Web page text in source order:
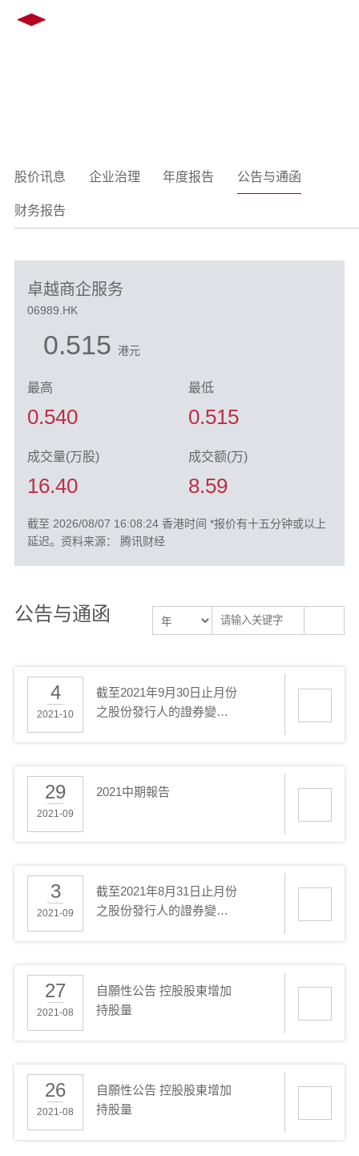
股价讯息 企业治理 年度报告 公告与通函
财务报告
卓越商企服务
06989.HK
0.515 港元
最高
0.540
最低
0.515
成交量(万股)
16.40
成交额(万)
8.59
截至 2026/08/07 16:08:24 香港时间 *报价有十五分钟或以上
延迟。资料来源： 腾讯财经
公告与通函
4
2021-10
截至2021年9月30日止月份
之股份發行人的證券變動
29
2021-09
2021中期報告
3
2021-09
截至2021年8月31日止月份
之股份發行人的證券變動
27
2021-08
自願性公告 控股股東增加
持股量
26
2021-08
自願性公告 控股股東增加
持股量